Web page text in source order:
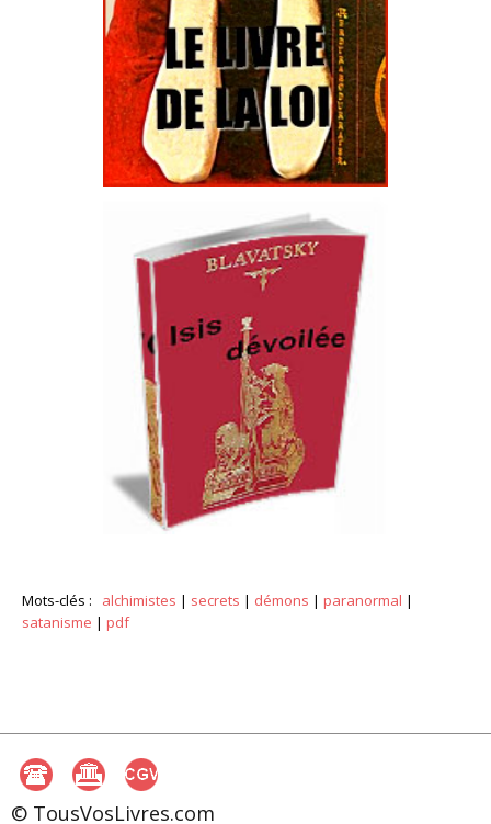
Mots-clés : alchimistes | secrets | démons | paranormal |
satanisme | pdf
© TousVosLivres.com